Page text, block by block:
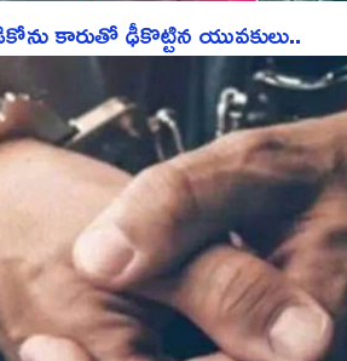
కారుతో ఢీకొట్టిన యువకులు..